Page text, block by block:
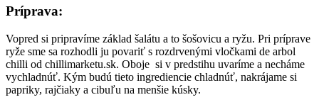
Príprava:
Vopred si pripravíme základ šalátu a to šošovicu a ryžu. Pri príprave
ryže sme sa rozhodli ju povariť s rozdrvenými vločkami de arbol
chilli od chillimarketu.sk. Oboje si v predstihu uvaríme a necháme
vychladnúť. Kým budú tieto ingrediencie chladnúť, nakrájame si
papriky, rajčiaky a cibuľu na menšie kúsky.